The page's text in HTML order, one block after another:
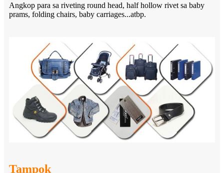
Angkop para sa riveting round head, half hollow rivet sa baby
prams, folding chairs, baby carriages...atbp.
Tampok